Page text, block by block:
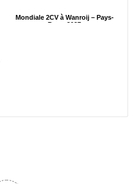
Mondiale 2CV à Wanroij – Pays-
Bas – 2027